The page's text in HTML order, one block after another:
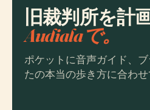
旧裁判所を計
Audialaで。
ポケットに音声ガイド、
たの本当の歩き方に合わせ